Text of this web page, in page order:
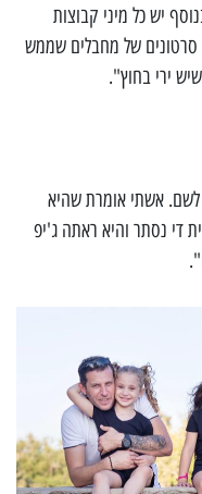
יש כל מיני קבוצות
סרטונים של מחבלים שממש
ירי בחוץ".
לשם. אשתי אומרת שהיא
די נסתר והיא ראתה ג'יפ